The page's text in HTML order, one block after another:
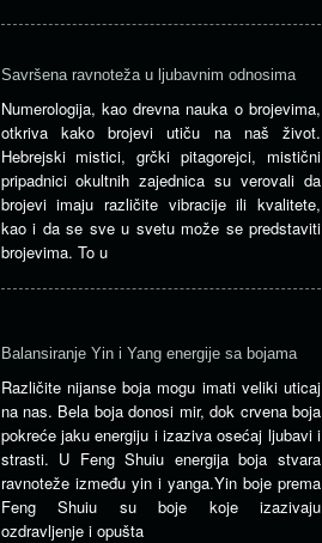
Savršena ravnoteža u ljubavnim odnosima
Numerologija, kao drevna nauka o brojevima,
otkriva kako brojevi utiču na naš život.
Hebrejski mistici, grčki pitagorejci, mistični
pripadnici okultnih zajednica su verovali da
brojevi imaju različite vibracije ili kvalitete,
kao i da se sve u svetu može se predstaviti
brojevima. To u
Balansiranje Yin i Yang energije sa bojama
Različite nijanse boja mogu imati veliki uticaj
na nas. Bela boja donosi mir, dok crvena boja
pokreće jaku energiju i izaziva osećaj ljubavi i
strasti. U Feng Shuiu energija boja stvara
ravnoteže između yin i yanga.Yin boje prema
Feng Shuiu su boje koje izazivaju
ozdravljenje i opušta